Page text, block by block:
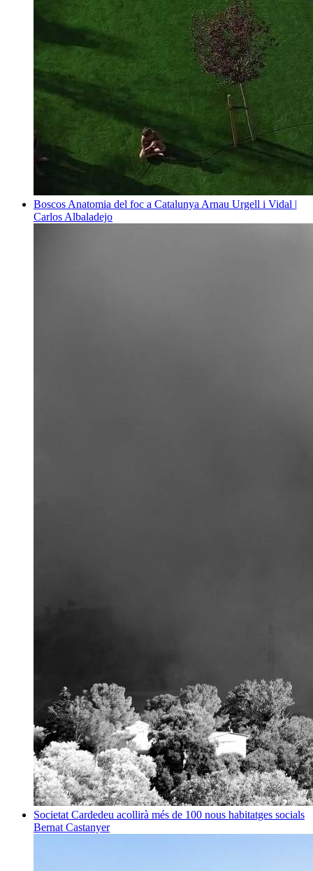
Boscos Anatomia del foc a Catalunya Arnau Urgell i Vidal |
Carlos Albaladejo
Societat Cardedeu acollirà més de 100 nous habitatges socials
Bernat Castanyer